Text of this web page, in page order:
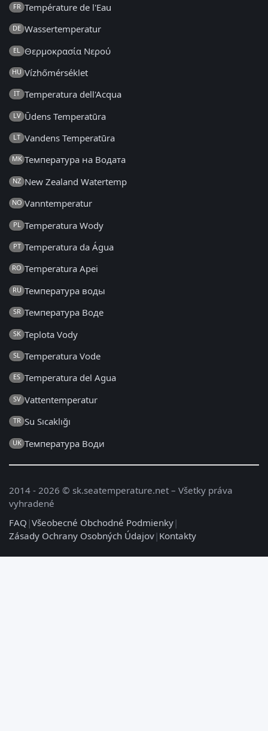
FR Température de l'Eau
DE Wassertemperatur
EL Θερμοκρασία Νερού
HU Vízhőmérséklet
IT Temperatura dell'Acqua
LV Ūdens Temperatūra
LT Vandens Temperatūra
MK Температура на Водата
NZ New Zealand Watertemp
NO Vanntemperatur
PL Temperatura Wody
PT Temperatura da Água
RO Temperatura Apei
RU Температура воды
SR Температура Воде
SK Teplota Vody
SL Temperatura Vode
ES Temperatura del Agua
SV Vattentemperatur
TR Su Sıcaklığı
UK Температура Води
2014 - 2026 © sk.seatemperature.net – Všetky práva
vyhradené
FAQ |Všeobecné Obchodné Podmienky|
Zásady Ochrany Osobných Údajov| Kontakty